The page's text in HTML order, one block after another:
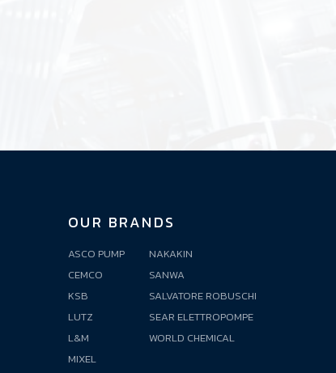
OUR BRANDS
ASCO PUMP
CEMCO
KSB
LUTZ
L&M
MIXEL
NAKAKIN
SANWA
SALVATORE ROBUSCHI
SEAR ELETTROPOMPE
WORLD CHEMICAL